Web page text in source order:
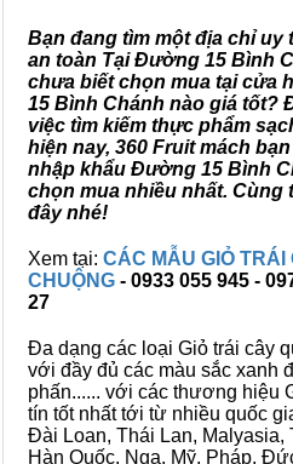
Bạn đang tìm một địa chỉ uy
an toàn Tại Đường 15 Bình
chưa biết chọn mua tại cửa
15 Bình Chánh nào giá tốt?
việc tìm kiếm thực phẩm
hiện nay, 360 Fruit mách
nhập khẩu Đường 15 Bình
chọn mua nhiều nhất. Cùng
đây nhé!
Xem tại: CÁC MẪU GIỎ
CHUỘNG - 0933 055 945 -
27
Đa dạng các loại Giỏ trái cây
với đầy đủ các màu sắc xanh
phấn...... với các thương hiệu
tín tốt nhất tới từ nhiều quốc
Đài Loan, Thái Lan, Malyasia,
Hàn Quốc, Nga, Mỹ, Pháp,